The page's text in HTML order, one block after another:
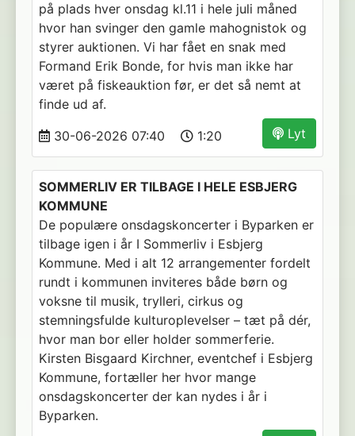
på plads hver onsdag kl.11 i hele juli måned
hvor han svinger den gamle mahognistok og
styrer auktionen. Vi har fået en snak med
Formand Erik Bonde, for hvis man ikke har
været på fiskeauktion før, er det så nemt at
finde ud af.
Lyt
30-06-2026 07:40 1:20
SOMMERLIV ER TILBAGE I HELE ESBJERG
KOMMUNE
De populære onsdagskoncerter i Byparken er
tilbage igen i år I Sommerliv i Esbjerg
Kommune. Med i alt 12 arrangementer fordelt
rundt i kommunen inviteres både børn og
voksne til musik, trylleri, cirkus og
stemningsfulde kulturoplevelser – tæt på dér,
hvor man bor eller holder sommerferie.
Kirsten Bisgaard Kirchner, eventchef i Esbjerg
Kommune, fortæller her hvor mange
onsdagskoncerter der kan nydes i år i
Byparken.